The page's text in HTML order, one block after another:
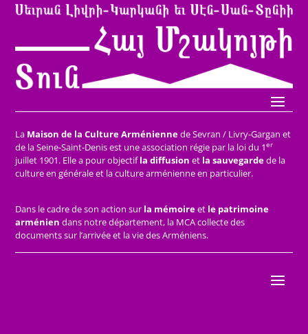
La Maison de la Culture Arméniennede Sevran / Livry-Gargan et
de la Seine-Saint-Denis est une association régie par la loi du 1er
juillet 1901. Elle a pour objectifla diffusion et la sauvegardede la
culture en générale et la culture arménienne en particulier.
Dans le cadre de son action sur la mémoireet le patrimoine
arménien dans notre département, la MCA collecte des
documents sur l’arrivée et la vie des Arméniens.